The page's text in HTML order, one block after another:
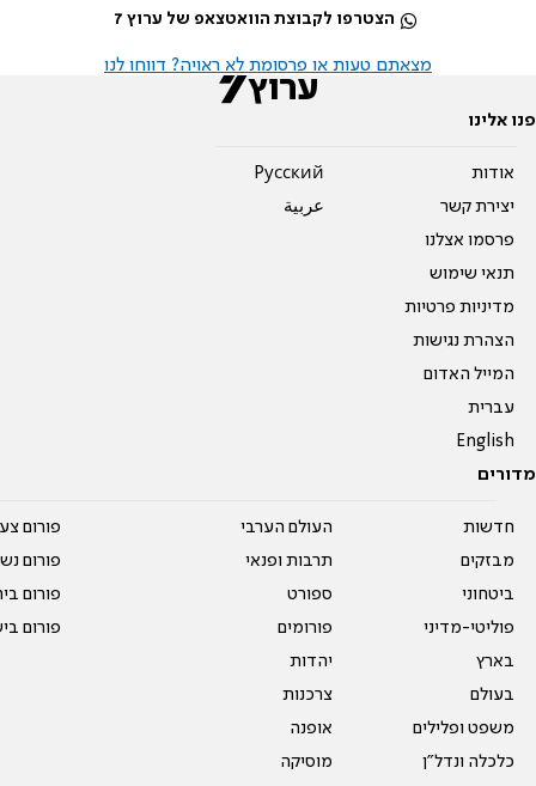
הצטרפו לקבוצת הוואטצאפ של ערוץ 7
מצאתם טעות או פרסומת לא ראויה? דווחו לנו
פנו אלינו
אודות
יצירת קשר
פרסמו אצלנו
תנאי שימוש
מדיניות פרטיות
הצהרת נגישות
המייל האדום
עברית
English
Pусский
عربية
מדורים
חדשות
מבזקים
ביטחוני
פוליטי-מדיני
בארץ
בעולם
משפט ופלילים
כלכלה ונדל"ן
העולם הערבי
תרבות ופנאי
ספורט
פורומים
יהדות
צרכנות
אופנה
מוסיקה
פורום
פורום
פורום
פורום